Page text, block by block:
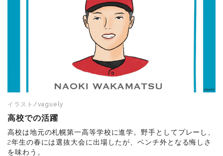
イラスト/vaguely
高校での活躍
高校は地元の札幌第一高等学校に進学。野手としてプレーし、
2年生の春には選抜大会に出場したが、ベンチ外となる悔しさ
を味わう。